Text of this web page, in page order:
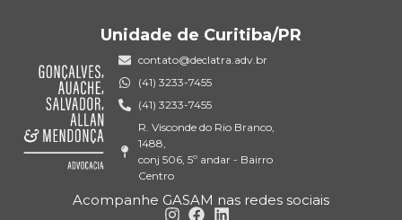
Unidade de Curitiba/PR
contato@declatra.adv.br
(41) 3233-7455
(41) 3233-7455
R. Visconde do Rio Branco,
1488,
conj 506, 5º andar - Bairro
Centro
Acompanhe GASAM nas redes sociais